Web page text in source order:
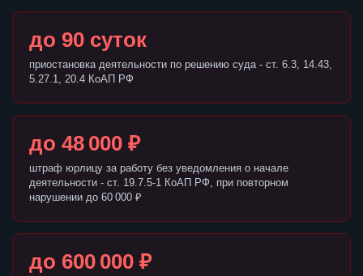
до 90 суток
приостановка деятельности по решению суда - ст. 6.3, 14.43,
5.27.1, 20.4 КоАП РФ
до 48 000 ₽
штраф юрлицу за работу без уведомления о начале
деятельности - ст. 19.7.5-1 КоАП РФ, при повторном
нарушении до 60 000 ₽
до 600 000 ₽